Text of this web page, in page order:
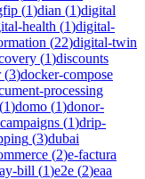
(1)dian (1)digital
health (1)digital-
(22)digital-twin
(1)discounts
(3)docker-compose
processing
1)domo (1)donor-
(1)drip-
(3)dubai
(2)e-factura
bill (1)e2e (2)eaa